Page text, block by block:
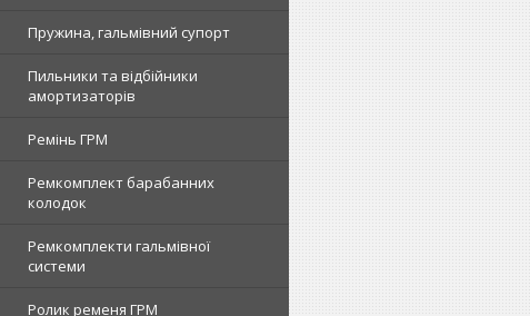
Пружина, гальмівний супорт
Пильники та відбійники
амортизаторів
Ремінь ГРМ
Ремкомплект барабанних
колодок
Ремкомплекти гальмівної
системи
Ролик ременя ГРМ